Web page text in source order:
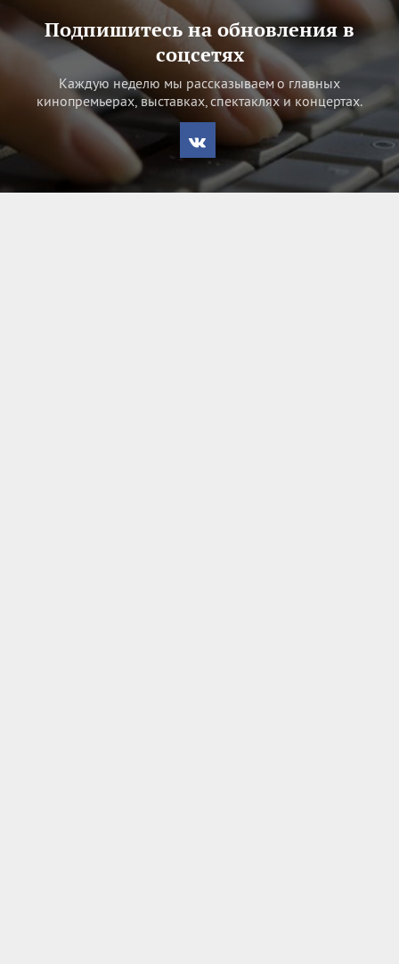
Подпишитесь на обновления в
соцсетях
Каждую неделю мы рассказываем о главных
кинопремьерах, выставках, спектаклях и концертах.